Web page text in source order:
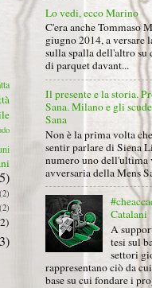
(2)
(2)
Lo vedi, ecco Marino
C'era anche Tommaso
giugno 2014, a versare
sulla spalla dell'altro su
di parquet davant...
Il presente e la storia.
Sana. Milano e gli
Sana
Non è la prima volta
sentir parlare di Siena
numero uno dell'ultima
avversaria della Mens
Catalani
A
tesi sul
settori
rappresentano ciò da
base su cui fondare i